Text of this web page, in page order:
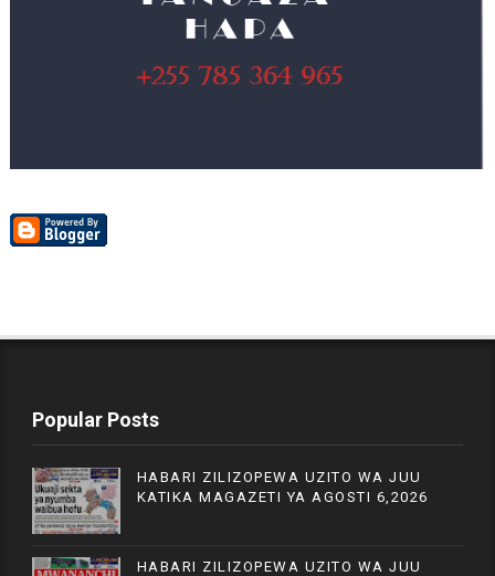
Popular Posts
HABARI ZILIZOPEWA UZITO WA JUU
KATIKA MAGAZETI YA AGOSTI 6,2026
HABARI ZILIZOPEWA UZITO WA JUU